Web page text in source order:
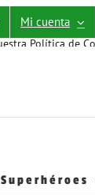
Mi cuenta
Superhéroes
nos ayuda a
Puede activar
Política de